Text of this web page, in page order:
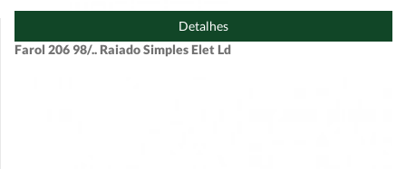
Detalhes
Farol 206 98/.. Raiado Simples Elet Ld